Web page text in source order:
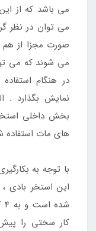
می باشد که از
می توان در نظر
صورت مجزا از هم
می شوند که می
در هنگام
نمایش بگذارد .
بخش داخلی
های مات
با توجه به
این استخر بادی
کار سختی را